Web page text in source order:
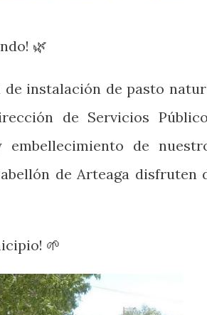
🌿
de instalación de pasto
de Servicios
de
de Arteaga disfruten
🌱